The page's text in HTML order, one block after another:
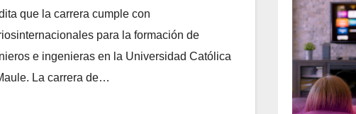
que la carrera cumple con
para la formación de
e ingenieras en la Universidad Católica
La carrera de…